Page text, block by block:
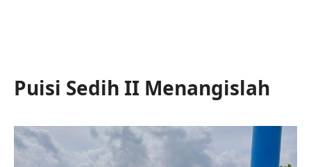
Puisi Sedih II Menangislah